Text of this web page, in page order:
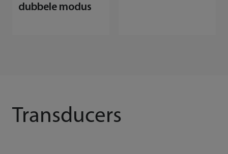
dubbele modus
Transducers